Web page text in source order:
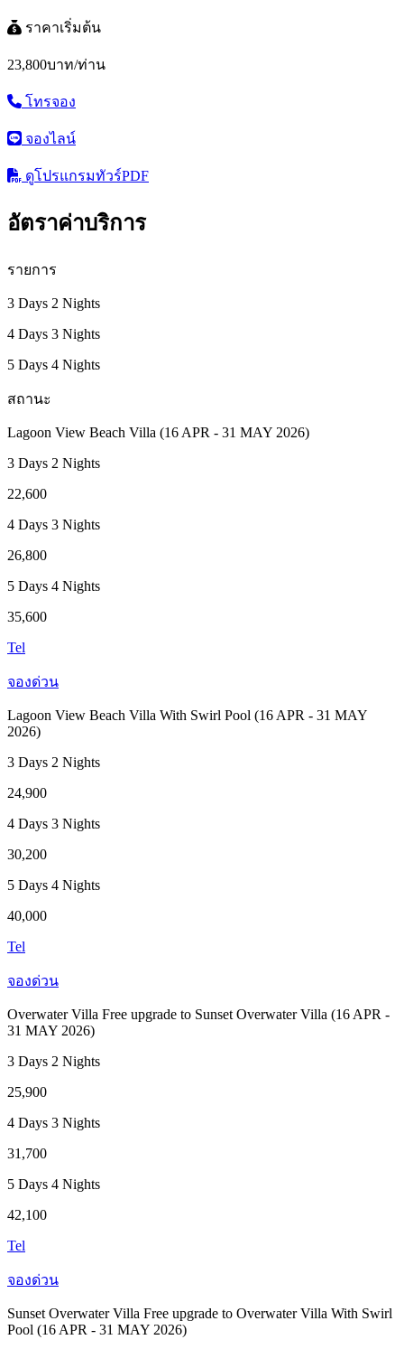
ราคาเริ่มต้น
23,800บาท/ท่าน
โทรจอง
จองไลน์
ดูโปรแกรมทัวร์PDF
อัตราค่าบริการ
รายการ
3 Days 2 Nights
4 Days 3 Nights
5 Days 4 Nights
สถานะ
Lagoon View Beach Villa (16 APR - 31 MAY 2026)
3 Days 2 Nights
22,600
4 Days 3 Nights
26,800
5 Days 4 Nights
35,600
Tel
จองด่วน
Lagoon View Beach Villa With Swirl Pool (16 APR - 31 MAY
2026)
3 Days 2 Nights
24,900
4 Days 3 Nights
30,200
5 Days 4 Nights
40,000
Tel
จองด่วน
Overwater Villa Free upgrade to Sunset Overwater Villa (16 APR -
31 MAY 2026)
3 Days 2 Nights
25,900
4 Days 3 Nights
31,700
5 Days 4 Nights
42,100
Tel
จองด่วน
Sunset Overwater Villa Free upgrade to Overwater Villa With Swirl
Pool (16 APR - 31 MAY 2026)